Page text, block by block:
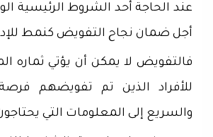
عند الحاجة أحد الشروط الرئيسية
أجل ضمان نجاح التفويض كنمط
فالتفويض لا يمكن أن يؤتي ثماره
للأفراد الذين تم تفويضهم فرصة
والسريع إلى المعلومات التي